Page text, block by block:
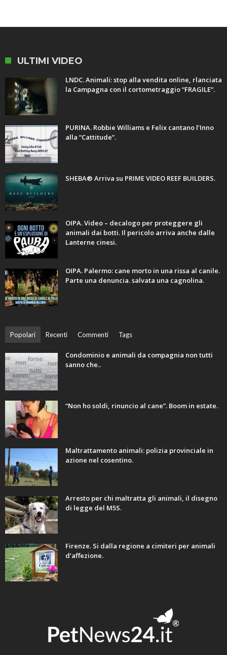
ULTIMI VIDEO
LNDC. Animali: stop alla vendita online, rlanciata
la Campagna con il cortometraggio “FRAGILE”.
PURINA. Robbie Williams e Felix cantano l’Inno
alla “Cattitude”.
SHEBA® Arriva su PRIME VIDEO REEF BUILDERS.
OIPA. Video – decalogo per proteggere gli
animali dai botti. Il pericolo arriva anche dalle
Lanterne cinesi.
OIPA. Palermo: cane morto in una rissa al canile.
Parte una denuncia. salvata una cagnolina.
Popolari Recenti Commenti Tags
Condominio e animali da compagnia non tutti
sanno che..
“Non ho soldi, rinuncio al cane”. Boom in estate.
Maltrattamento animali: polizia provinciale in
azione nel cosentino.
Arresto per chi maltratta gli animali, il disegno
di legge del M5S.
Firenze. Si dalla regione a cimiteri per animali
d’affezione.